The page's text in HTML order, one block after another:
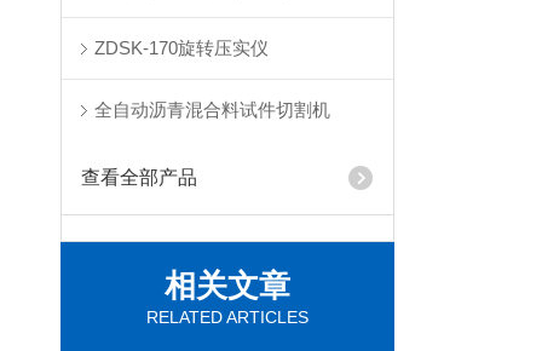
ZDSK-170旋转压实仪
全自动沥青混合料试件切割机
查看全部产品
相关文章
RELATED ARTICLES